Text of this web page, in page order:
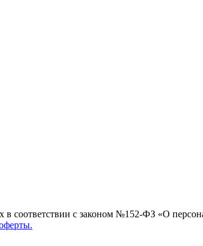
в соответствии с законом №152-ФЗ «О